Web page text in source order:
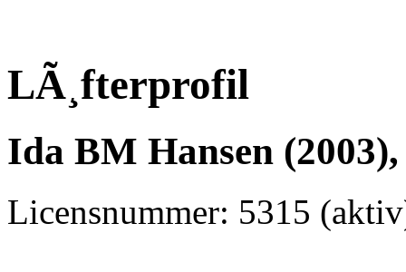
LÃ¸fterprofil
Ida BM Hansen
Licensnummer: 5315